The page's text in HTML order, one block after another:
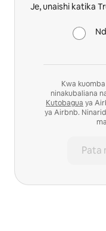
Je, unaishi katika
Kwa
ninakubaliana
Kutobagua ya
ya Airbnb.
Pata